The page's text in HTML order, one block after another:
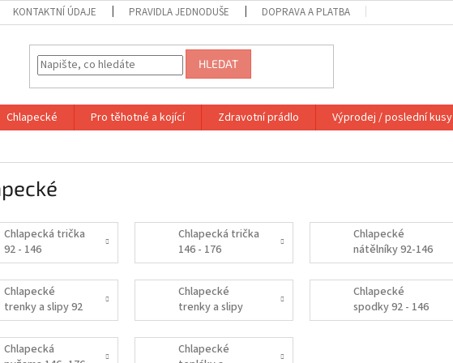
KONTAKTNÍ ÚDAJE PRAVIDLA JEDNODUŠE DOPRAVA A PLATBA
HLEDAT
Chlapecké Pro těhotné a kojící Zdravotní prádlo
Výprodej / poslední kusy
Chlapecká trička
92 - 146
Chlapecká trička
146 - 176
Chlapecké
nátělníky 92-146
Chlapecké
trenky a slipy 92
- 146
Chlapecké
trenky a slipy
146 - 176
Chlapecké
spodky 92 - 146
Chlapecká
Chlapecké